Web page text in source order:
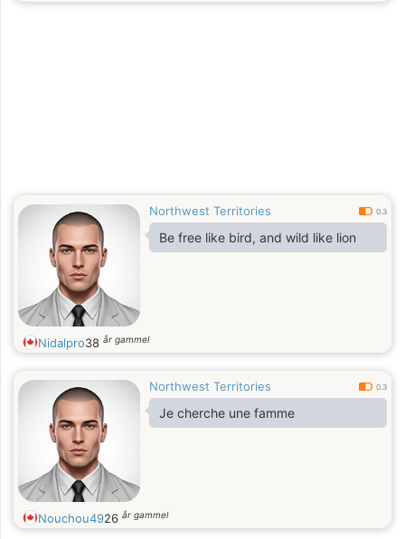
Northwest Territories 0.3
Be free like bird, and wild like lion
Nidalpro38 år gammel
Northwest Territories 0.3
Je cherche une famme
Nouchou4926 år gammel